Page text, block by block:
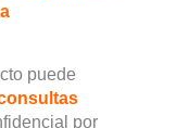
puede
por